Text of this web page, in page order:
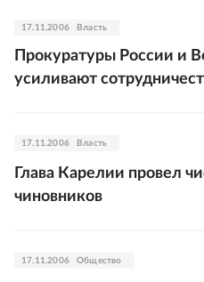
17.11.2006 Власть
Прокуратуры России и
усиливают
17.11.2006 Власть
Глава Карелии провел
чиновников
17.11.2006 Общество